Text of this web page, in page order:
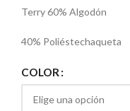
Terry 60% Algodón
40% Poliéstechaqueta
COLOR